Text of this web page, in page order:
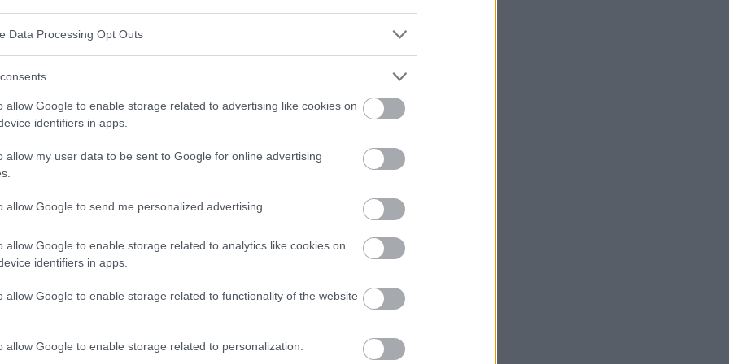
Data Processing Opt Outs
allow Google to enable storage related to advertising like cookies on
identifiers in apps.
allow my user data to be sent to Google for online advertising
allow Google to send me personalized advertising.
allow Google to enable storage related to analytics like cookies on
identifiers in apps.
allow Google to enable storage related to functionality of the website
allow Google to enable storage related to personalization.
spricht der Patient allein mit dem Spezialisten,
haben, die Erwartungen des anderen zu
die Dauer der Therapie variiert - manchmal
einzigen Besuch beim Sexualmediziner gelöst
Sitzungen notwendig.
Teilen sie es auf Facebook!
bleiben? Folgen Sie uns auf
Psychiatrie